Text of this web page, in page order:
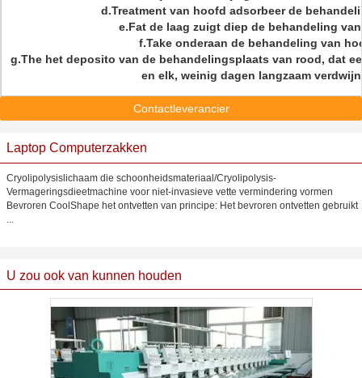
d.Treatment van hoofd adsorbeer de
e.Fat de laag zuigt diep de behandeling
f.Take onderaan de behandeling van
g.The het deposito van de behandelingsplaats van rood, dat
en elk, weinig dagen langzaam
Contactleverancier
Laptop Computerzakken
Cryolipolysislichaam die schoonheidsmateriaal/Cryolipolysis-
Vermageringsdieetmachine voor niet-invasieve vette vermindering vormen
Bevroren CoolShape het ontvetten van principe: Het bevroren ontvetten gebruikt
...
U zou ook van kunnen houden